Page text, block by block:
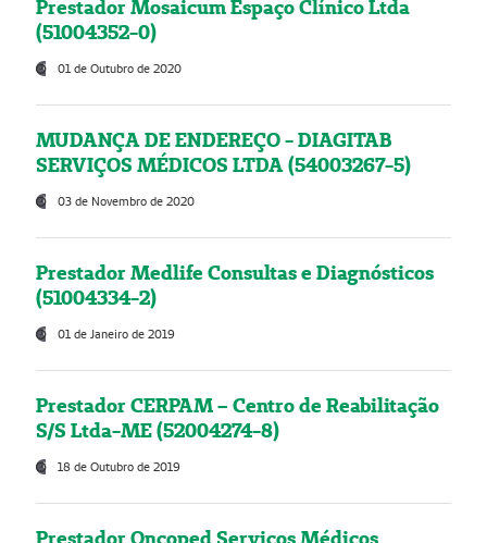
Prestador Mosaicum Espaço Clínico Ltda
(51004352-0)
01 de Outubro de 2020
MUDANÇA DE ENDEREÇO - DIAGITAB
SERVIÇOS MÉDICOS LTDA (54003267-5)
03 de Novembro de 2020
Prestador Medlife Consultas e Diagnósticos
(51004334-2)
01 de Janeiro de 2019
Prestador CERPAM – Centro de Reabilitação
S/S Ltda-ME (52004274-8)
18 de Outubro de 2019
Prestador Oncoped Serviços Médicos